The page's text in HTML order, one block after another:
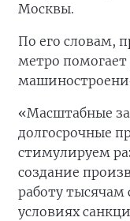
Москвы.
По его словам,
метро помогает
«Масштабные
долгосрочные
стимулируем
создание
работу тысячам
условиях